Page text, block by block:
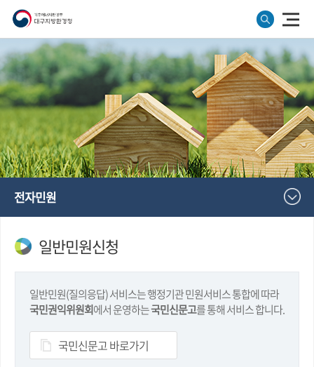
전자민원
일반민원신청
일반민원(질의응답) 서비스는 행정기관 민원서비스 통합에 따라
국민권익위원회에서 운영하는국민신문고를 통해 서비스 합니다.
국민신문고 바로가기